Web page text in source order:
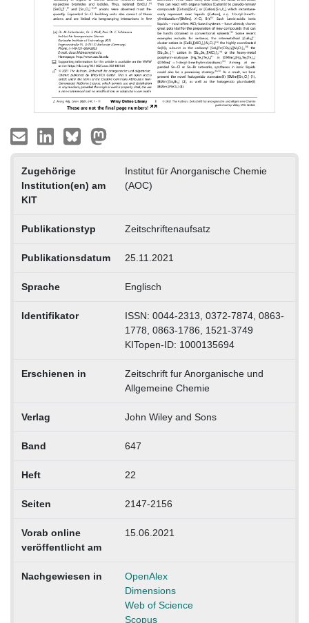
Zugehörige
Institution(en) am
KIT
Institut für Anorganische Chemie
(AOC)
Publikationstyp Zeitschriftenaufsatz
Publikationsdatum 25.11.2021
Sprache Englisch
Identifikator
ISSN: 0044-2313, 0372-7874, 0863-
1778, 0863-1786, 1521-3749
KITopen-ID: 1000135694
Erschienen in
Zeitschrift fur Anorganische und
Allgemeine Chemie
Verlag John Wiley and Sons
Band 647
Heft 22
Seiten 2147-2156
Vorab online
veröffentlicht am
15.06.2021
Nachgewiesen in
OpenAlex
Dimensions
Web of Science
Scopus